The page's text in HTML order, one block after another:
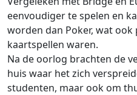
eenvoudiger te spelen en
worden dan Poker, wat
kaartspellen waren.
Na de oorlog brachten de
huis waar het zich
studenten, maar ook om